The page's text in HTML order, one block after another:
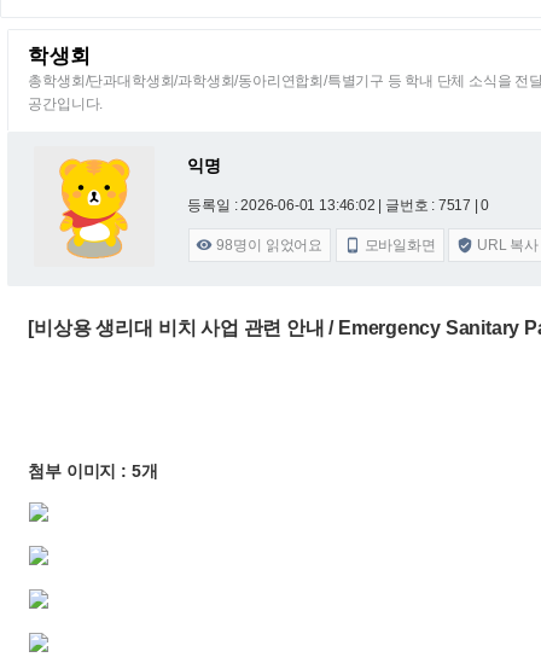
학생회
총학생회/단과대학생회/과학생회/동아리연합회/특별기구 등 학내 단체 소식을 전
공간입니다.
익명
등록일 : 2026-06-01 13:46:02 | 글번호 : 7517 | 0
 98명이 읽었어요  모바일화면  URL 복사
[비상용 생리대 비치 사업 관련 안내 / Emergency Sanitary
첨부 이미지 : 5개